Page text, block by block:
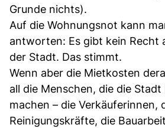
Grunde nichts).
Auf die Wohnungsnot kann
antworten: Es gibt kein Recht
der Stadt. Das stimmt.
Wenn aber die Mietkosten
all die Menschen, die die
machen – die Verkäuferinnen,
Reinigungskräfte, die